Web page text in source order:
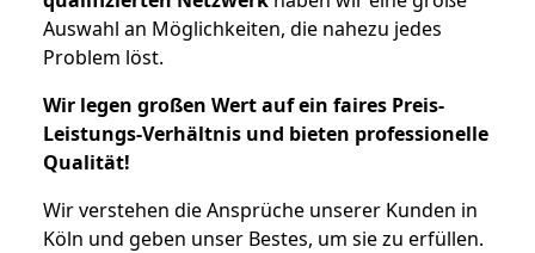
Auswahl an Möglichkeiten, die nahezu jedes
Problem löst.
Wir legen großen Wert auf ein faires Preis-
Leistungs-Verhältnis und bieten professionelle
Qualität!
Wir verstehen die Ansprüche unserer Kunden in
Köln und geben unser Bestes, um sie zu erfüllen.